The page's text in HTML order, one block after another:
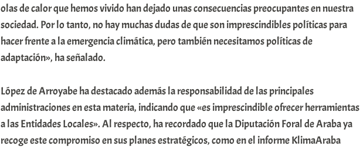
olas de calor que hemos vivido han dejado unas consecuencias preocupantes en nuestra
sociedad. Por lo tanto, no hay muchas dudas de que son imprescindibles políticas para
hacer frente a la emergencia climática, pero también necesitamos políticas de
adaptación», ha señalado.
López de Arroyabe ha destacado además la responsabilidad de las principales
administraciones en esta materia, indicando que «es imprescindible ofrecer herramientas
a las Entidades Locales». Al respecto, ha recordado que la Diputación Foral de Araba ya
recoge este compromiso en sus planes estratégicos, como en el informe KlimaAraba